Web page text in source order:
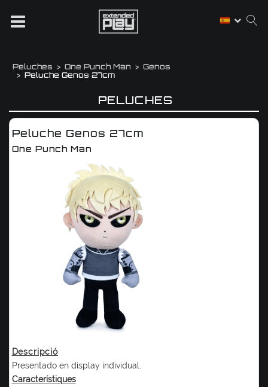
Peluches One Punch Man
Genos
Peluche Genos 27cm
PELUCHES
Peluche Genos 27cm
One Punch Man
Descripció
Presentado en display individual.
Característiques